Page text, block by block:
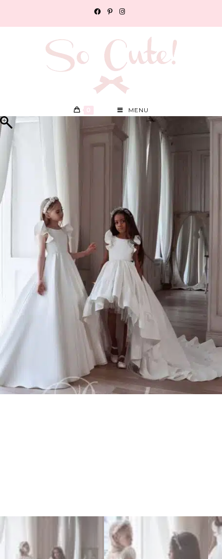
0 MENU